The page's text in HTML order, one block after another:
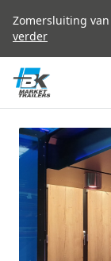
Zomersluiting
verder